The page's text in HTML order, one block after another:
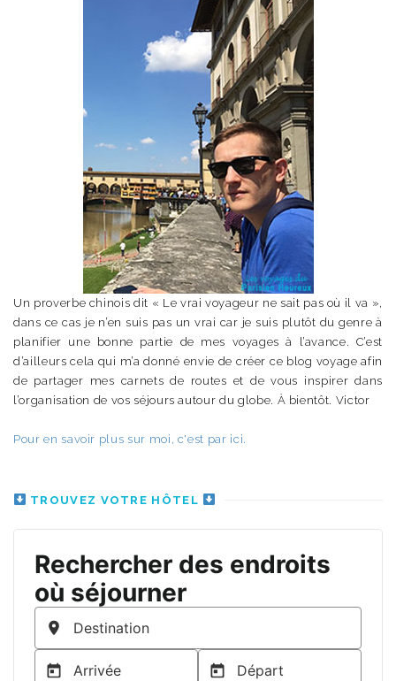
Un proverbe chinois dit « Le vrai voyageur ne sait pas où il va »,
dans ce cas je n’en suis pas un vrai car je suis plutôt du genre à
planifier une bonne partie de mes voyages à l’avance. C’est
d’ailleurs cela qui m’a donné envie de créer ce blog voyage afin
de partager mes carnets de routes et de vous inspirer dans
l’organisation de vos séjours autour du globe. À bientôt. Victor
Pour en savoir plus sur moi, c'est par ici.
TROUVEZ VOTRE HÔTEL